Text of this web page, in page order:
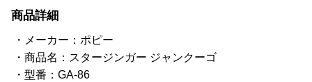
商品詳細
メーカー：ポピー
商品名：スタージンガー ジャンクーゴ
型番：GA-86